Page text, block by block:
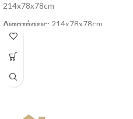
214x78x78cm
Διαστάσεις: 214x78x78cm
Διαστάσεις
Χρώμα:
Αποθηκευτικός Χώρος